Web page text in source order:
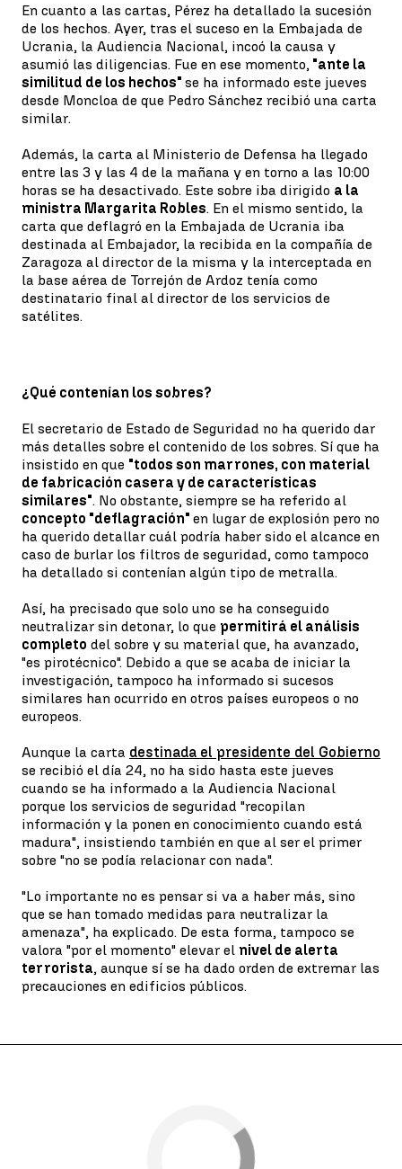
En cuanto a las cartas, Pérez ha detallado la sucesión
de los hechos. Ayer, tras el suceso en la Embajada de
Ucrania, la Audiencia Nacional, incoó la causa y
asumió las diligencias. Fue en ese momento, "ante la
similitud de los hechos" se ha informado este jueves
desde Moncloa de que Pedro Sánchez recibió una carta
similar.
Además, la carta al Ministerio de Defensa ha llegado
entre las 3 y las 4 de la mañana y en torno a las 10:00
horas se ha desactivado. Este sobre iba dirigido a la
ministra Margarita Robles. En el mismo sentido, la
carta que deflagró en la Embajada de Ucrania iba
destinada al Embajador, la recibida en la compañía de
Zaragoza al director de la misma y la interceptada en
la base aérea de Torrejón de Ardoz tenía como
destinatario final al director de los servicios de
satélites.
¿Qué contenían los sobres?
El secretario de Estado de Seguridad no ha querido dar
más detalles sobre el contenido de los sobres. Sí que ha
insistido en que "todos son marrones, con material
de fabricación casera y de características
similares". No obstante, siempre se ha referido al
concepto "deflagración" en lugar de explosión pero no
ha querido detallar cuál podría haber sido el alcance en
caso de burlar los filtros de seguridad, como tampoco
ha detallado si contenían algún tipo de metralla.
Así, ha precisado que solo uno se ha conseguido
neutralizar sin detonar, lo que permitirá el análisis
completo del sobre y su material que, ha avanzado,
"es pirotécnico". Debido a que se acaba de iniciar la
investigación, tampoco ha informado si sucesos
similares han ocurrido en otros países europeos o no
europeos.
Aunque la carta destinada el presidente del Gobierno
se recibió el día 24, no ha sido hasta este jueves
cuando se ha informado a la Audiencia Nacional
porque los servicios de seguridad "recopilan
información y la ponen en conocimiento cuando está
madura", insistiendo también en que al ser el primer
sobre "no se podía relacionar con nada".
"Lo importante no es pensar si va a haber más, sino
que se han tomado medidas para neutralizar la
amenaza", ha explicado. De esta forma, tampoco se
valora "por el momento" elevar el nivel de alerta
terrorista, aunque sí se ha dado orden de extremar las
precauciones en edificios públicos.